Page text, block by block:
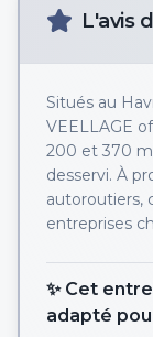
L'avis
Situés au
VEELLAGE
200 et 370
desservi. À
autoroutiers,
entreprises
✨ Cet
adapté